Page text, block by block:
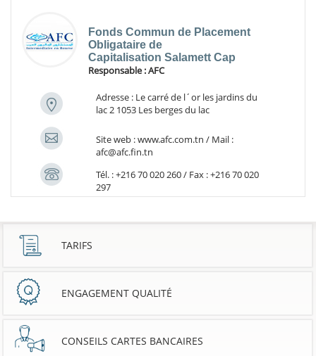
Fonds Commun de Placement
Obligataire de
Capitalisation Salamett Cap
Responsable :AFC
Adresse : Le carré de l´or les jardins du
lac 2 1053 Les berges du lac
Site web : www.afc.com.tn / Mail :
afc@afc.fin.tn
Tél. : +216 70 020 260 / Fax : +216 70 020
297
TARIFS
ENGAGEMENT QUALITÉ
CONSEILS CARTES BANCAIRES